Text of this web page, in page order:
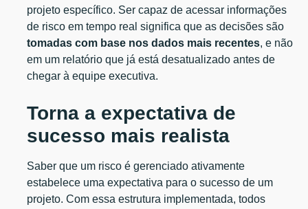
projeto específico. Ser capaz de acessar informações
de risco em tempo real significa que as decisões são
tomadas com base nos dados mais recentes, e não
em um relatório que já está desatualizado antes de
chegar à equipe executiva.
Torna a expectativa de
sucesso mais realista
Saber que um risco é gerenciado ativamente
estabelece uma expectativa para o sucesso de um
projeto. Com essa estrutura implementada, todos